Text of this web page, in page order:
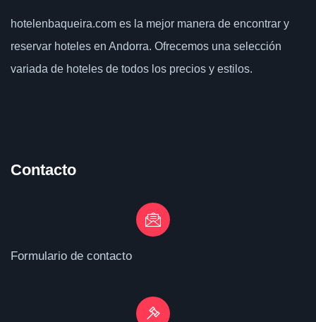
hotelenbaqueira.com es la mejor manera de encontrar y
reservar hoteles en Andorra. Ofrecemos una selección
variada de hoteles de todos los precios y estilos.
Contacto
Formulario de contacto